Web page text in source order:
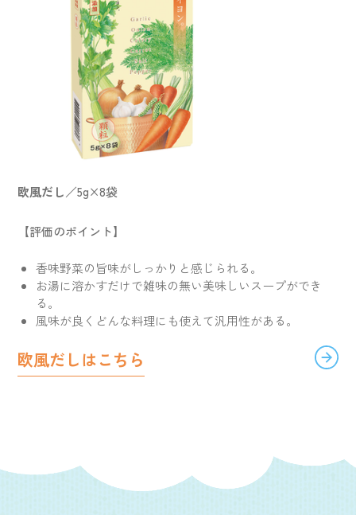
欧風だし／5g×8袋
【評価のポイント】
香味野菜の旨味がしっかりと感じられる。
お湯に溶かすだけで雑味の無い美味しいスープができ
る。
風味が良くどんな料理にも使えて汎用性がある。
欧風だしはこちら